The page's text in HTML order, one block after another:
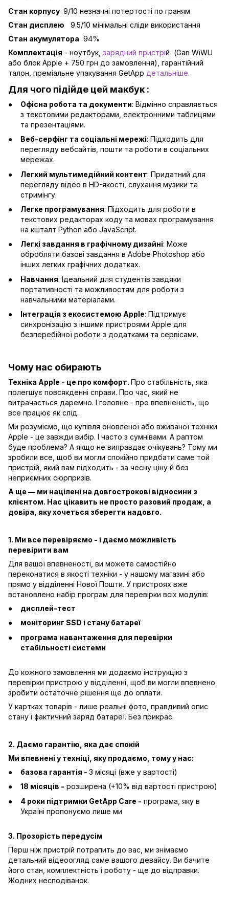
Стан корпусу 9/10 незначні потертості по граням
Стан дисплею 9.5/10 мінімальні сліди використання
Стан акумулятора 94%
Комплектація - ноутбук, зарядний пристрій (Gan WiWU
або блок Apple + 750 грн до замовлення), гарантійний
талон, преміальне упакування GetApp детальніше.
Для чого підійде цей макбук :
Офісна робота та документи: Відмінно справляється
з текстовими редакторами, електронними таблицями
та презентаціями.
Веб-серфінг та соціальні мережі: Підходить для
перегляду вебсайтів, пошти та роботи в соціальних
мережах.
Легкий мультимедійний контент: Придатний для
перегляду відео в HD-якості, слухання музики та
стримінгу.
Легке програмування: Підходить для роботи в
текстових редакторах коду та мовах програмування
на кшталт Python або JavaScript.
Легкі завдання в графічному дизайні: Може
обробляти базові завдання в Adobe Photoshop або
інших легких графічних додатках.
Навчання: Ідеальний для студентів завдяки
портативності та можливостям для роботи з
навчальними матеріалами.
Інтеграція з екосистемою Apple: Підтримує
синхронізацію з іншими пристроями Apple для
безперебійної роботи з додатками та сервісами.
Чому нас обирають
Техніка Apple - це про комфорт. Про стабільність, яка
полегшує повсякденні справи. Про час, який не
витрачається даремно. І головне - про впевненість, що
все працює як слід.
Ми розуміємо, що купівля оновленої або вживаної техніки
Apple - це завжди вибір. І часто з сумнівами. А раптом
буде проблема? А якщо не виправдає очікувань? Тому ми
зробили все, щоб ви могли спокійно придбати саме той
пристрій, який вам підходить - за чесну ціну й без
неприємних сюрпризів.
А ще — ми націлені на довгострокові відносини з
клієнтом. Нас цікавить не просто разовий продаж, а
довіра, яку хочеться зберегти надовго.
1. Ми все перевіряємо - і даємо можливість
перевірити вам
Для вашої впевненості, ви можете самостійно
переконатися в якості техніки - у нашому магазині або
прямо у відділенні Нової Пошти. У пристроях вже
встановлено набір програм для перевірки всіх модулів:
дисплей-тест
моніторинг SSD і стану батареї
програма навантаження для перевірки
стабільності системи
До кожного замовлення ми додаємо інструкцію з
перевірки пристрою у відділенні, щоб ви могли впевнено
зробити остаточне рішення ще до оплати.
У картках товарів - лише реальні фото, правдивий опис
стану і фактичний заряд батареї. Без прикрас.
2. Даємо гарантію, яка дає спокій
Ми впевнені у техніці, яку продаємо, тому у нас:
базова гарантія - 3 місяці (вже у вартості)
18 місяців - розширена (+10% від вартості пристрою)
4 роки підтримки GetApp Care - програма, яку в
Україні пропонуємо лише ми
3. Прозорість передусім
Перш ніж пристрій потрапить до вас, ми знімаємо
детальний відеоогляд саме вашого девайсу. Ви бачите
його стан, комплектність і роботу - ще до відправки.
Жодних несподіванок.